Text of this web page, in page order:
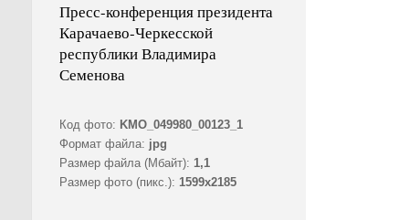
Пресс-конференция президента
Карачаево-Черкесской
республики Владимира
Семенова
Код фото: KMO_049980_00123_1
Формат файла: jpg
Размер файла (Мбайт): 1,1
Размер фото (пикс.): 1599x2185